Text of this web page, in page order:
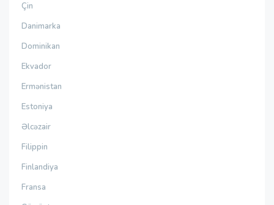
Çin
Danimarka
Dominikan
Ekvador
Ermənistan
Estoniya
Əlcəzair
Filippin
Finlandiya
Fransa